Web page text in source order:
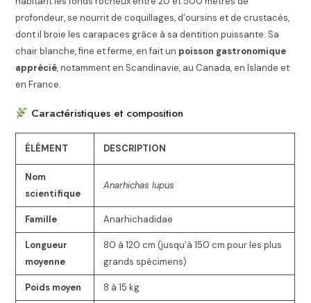
profondeur, se nourrit de coquillages, d’oursins et de crustacés,
dont il broie les carapaces grâce à sa dentition puissante. Sa
chair blanche, fine et ferme, en fait un poisson gastronomique
apprécié, notamment en Scandinavie, au Canada, en Islande et
en France.
Caractéristiques et composition
ÉLÉMENT DESCRIPTION
Nom
scientifique
Anarhichas lupus
Famille Anarhichadidae
Longueur
moyenne
80 à 120 cm (jusqu’à 150 cm pour les plus
grands spécimens)
Poids moyen 8 à 15 kg